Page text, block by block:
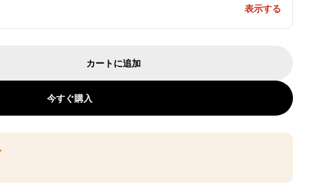
表示する
ー 受付台 店舗 オフィス受付 エントランス受付 レジ
カウンター 受付台 店舗 オフィス受付 エントランス
カートに追加
今すぐ購入